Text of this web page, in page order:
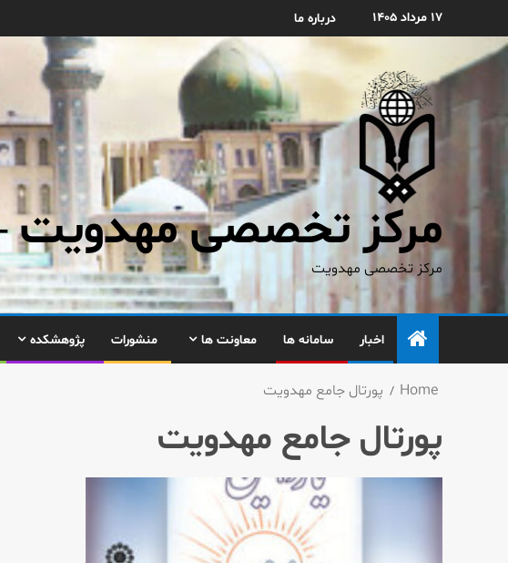
۱۷ مرداد ۱۴۰۵ درباره ما
مرکز تخصصی مهدویت
مرکز تخصصی مهدویت
اخبار سامانه ها معاونت ها منشورات پژوهشکده
Home پورتال جامع مهدویت
پورتال جامع مهدویت